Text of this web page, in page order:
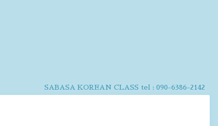
SABASA KOREAN CLASS tel : 090-6386-2142